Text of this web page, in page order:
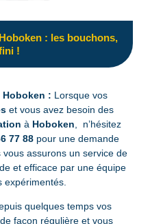
: les bouchons,
!
Hoboken : Lorsque vos
et vous avez besoin des
à Hoboken , n’hésitez
77 88pour une demande
vous assurons un service de
et efficace par une équipe
expérimentés.
quelques temps vos
de façon régulière et vous